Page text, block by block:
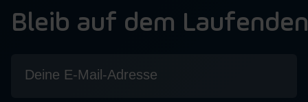
Bleib auf dem Laufenden